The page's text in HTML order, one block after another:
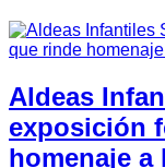
Aldeas
exposición
homenaje a